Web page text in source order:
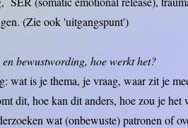
(Zie ook 'uitgangspunt')
bewustwording, hoe werkt het?
wat is je thema, je vraag, waar zit je
dit, hoe kan dit anders, hoe zou je het
wat (onbewuste) patronen of